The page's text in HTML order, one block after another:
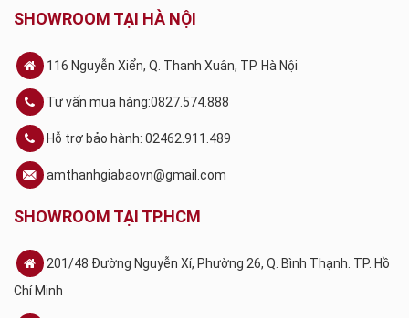
SHOWROOM TẠI HÀ NỘI
116 Nguyễn Xiển, Q. Thanh Xuân, TP. Hà Nội
Tư vấn mua hàng:0827.574.888
Hỗ trợ bảo hành: 02462.911.489
amthanhgiabaovn@gmail.com
SHOWROOM TẠI TP.HCM
201/48 Đường Nguyễn Xí, Phường 26, Q. Bình Thạnh. TP. Hồ
Chí Minh